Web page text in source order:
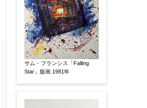
サム・フランシス「Falling
Star」版画 1981年